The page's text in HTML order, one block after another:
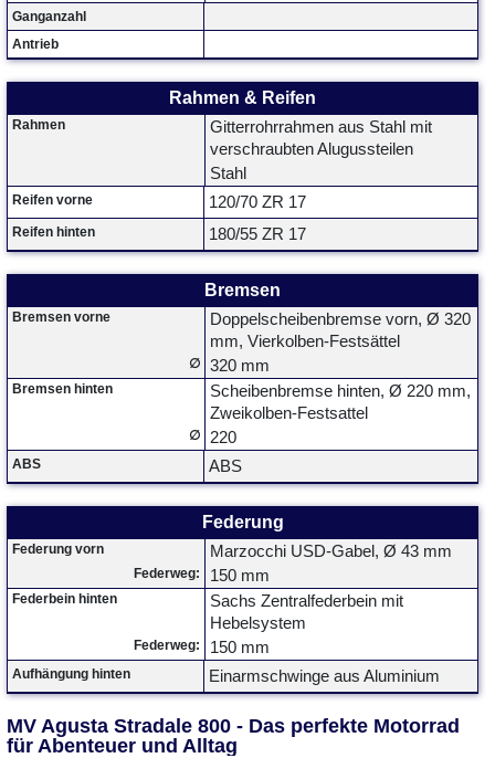
Ganganzahl
Antrieb
Rahmen & Reifen
Rahmen
Gitterrohrrahmen aus Stahl mit
verschraubten Alugussteilen
Stahl
Reifen vorne 120/70 ZR 17
Reifen hinten 180/55 ZR 17
Bremsen
Bremsen vorne
Doppelscheibenbremse vorn, Ø 320
mm, Vierkolben-Festsättel
∅ 320 mm
Bremsen hinten
Scheibenbremse hinten, Ø 220 mm,
Zweikolben-Festsattel
∅ 220
ABS ABS
Federung
Federung vorn Marzocchi USD-Gabel, Ø 43 mm
Federweg: 150 mm
Federbein hinten
Sachs Zentralfederbein mit
Hebelsystem
Federweg: 150 mm
Aufhängung hinten Einarmschwinge aus Aluminium
MV Agusta Stradale 800 - Das perfekte Motorrad
für Abenteuer und Alltag